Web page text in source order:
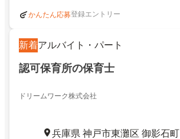
かんたん応募登録エントリー
新着アルバイト・パート
認可保育所の保育士
ドリームワーク株式会社
兵庫県 神戸市東灘区 御影石町